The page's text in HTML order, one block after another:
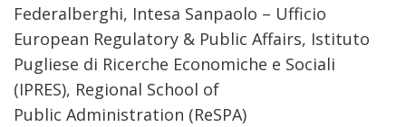
Federalberghi, Intesa Sanpaolo – Ufficio
European Regulatory & Public Affairs, Istituto
Pugliese di Ricerche Economiche e Sociali
(IPRES), Regional School of
Public Administration (ReSPA)